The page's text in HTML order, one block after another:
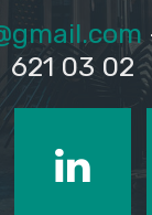
621 03 02